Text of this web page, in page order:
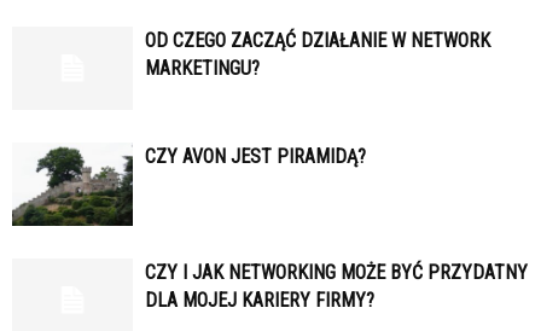
OD CZEGO ZACZĄĆ DZIAŁANIE W NETWORK
MARKETINGU?
CZY AVON JEST PIRAMIDĄ?
CZY I JAK NETWORKING MOŻE BYĆ PRZYDATNY
DLA MOJEJ KARIERY FIRMY?